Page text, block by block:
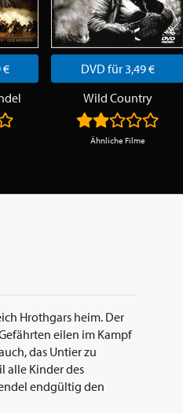
€
DVD für 3,49 €
Wild Country
Ähnliche Filme
Hrothgars heim. Der
eilen im Kampf
das Untier zu
alle Kinder des
endgültig den